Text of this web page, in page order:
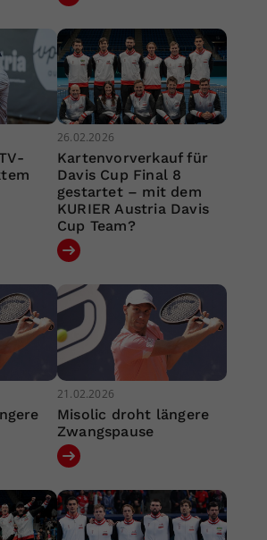
26.02.2026
Kartenvorverkauf für
Davis Cup Final 8
gestartet – mit dem
KURIER Austria Davis
Cup Team?
21.02.2026
Misolic droht längere
Zwangspause